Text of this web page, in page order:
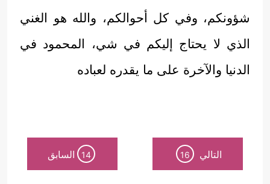
شؤونكم، وفي كل أحوالكم، والله هو الغني
الذي لا يحتاج إليكم في شي، المحمود في
الدنيا والآخرة على ما يقدره لعباده
التالي 16
14 السابق